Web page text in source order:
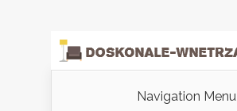
Navigation Menu